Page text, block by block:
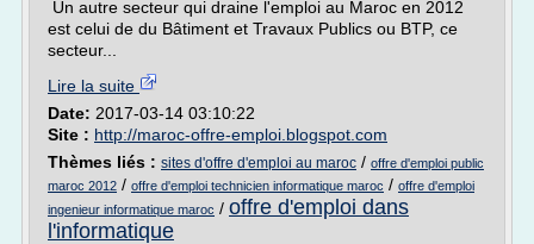
Un autre secteur qui draine l'emploi au Maroc en 2012
est celui de du Bâtiment et Travaux Publics ou BTP, ce
secteur...
Lire la suite
Date: 2017-03-14 03:10:22
Site : http://maroc-offre-emploi.blogspot.com
Thèmes liés : sites d'offre d'emploi au maroc / offre d'emploi public
maroc 2012 / offre d'emploi technicien informatique maroc / offre d'emploi
ingenieur informatique maroc / offre d'emploi dans
l'informatique